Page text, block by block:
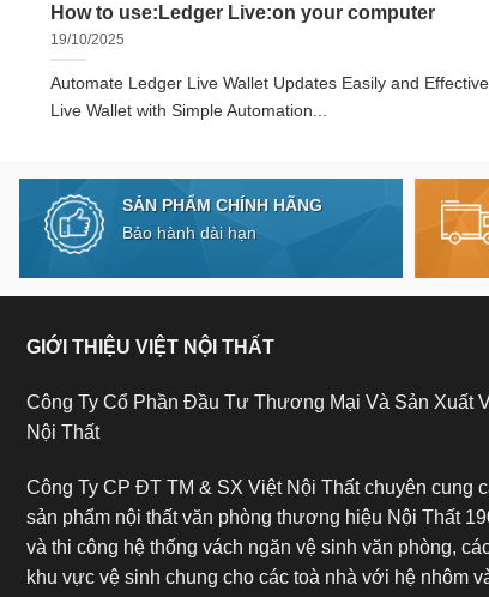
How to use:Ledger Live:on your computer
19/10/2025
Automate Ledger Live Wallet Updates Easily and
Live Wallet with Simple Automation...
SẢN PHẨM CHÍNH HÃNG
Bảo hành dài hạn
GIỚI THIỆU VIỆT NỘI THẤT
Công Ty Cổ Phần Đầu Tư Thương Mại Và Sản Xuất
Nội Thất
Công Ty CP ĐT TM & SX Việt Nội Thất chuyên cung
sản phẩm nội thất văn phòng thương hiệu Nội Thất
và thi công hệ thống vách ngăn vệ sinh văn phòng,
khu vực vệ sinh chung cho các toà nhà với hệ nhôm